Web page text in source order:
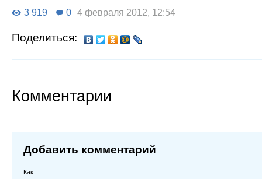
3 919 0 4 февраля 2012, 12:54
Поделиться:
Комментарии
Добавить комментарий
Как: